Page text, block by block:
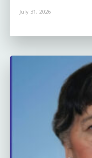
July 31, 2026